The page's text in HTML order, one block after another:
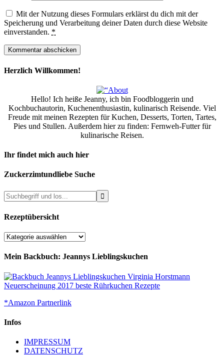
Mit der Nutzung dieses Formulars erklärst du dich mit der
Speicherung und Verarbeitung deiner Daten durch diese Website
einverstanden. *
Herzlich Willkommen!
Hello! Ich heiße Jeanny, ich bin Foodbloggerin und
Kochbuchautorin, Kuchenenthusiastin, kulinarisch Reisende. Viel
Freude mit meinen Rezepten für Kuchen, Desserts, Torten, Tartes,
Pies und Stullen. Außerdem hier zu finden: Fernweh-Futter für
kulinarische Reisen.
Ihr findet mich auch hier
Zuckerzimtundliebe Suche
Rezeptübersicht
Rezeptübersicht
Mein Backbuch: Jeannys Lieblingskuchen
*Amazon Partnerlink
Infos
IMPRESSUM
DATENSCHUTZ